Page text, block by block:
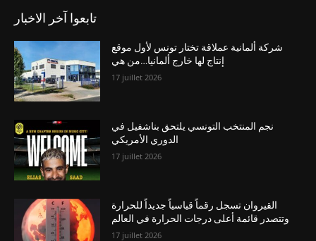
تابعوا آخر الاخبار
شركة ألمانية عملاقة تختار تونس لأول موقع
إنتاج لها خارج ألمانيا…من هي
17 juillet 2026
نجم المنتخب التونسي يلتحق بناشفيل في
الدوري الأمريكي
17 juillet 2026
القيروان تسجل رقماً قياسياً جديداً للحرارة
وتتصدر قائمة أعلى درجات الحرارة في العالم
17 juillet 2026